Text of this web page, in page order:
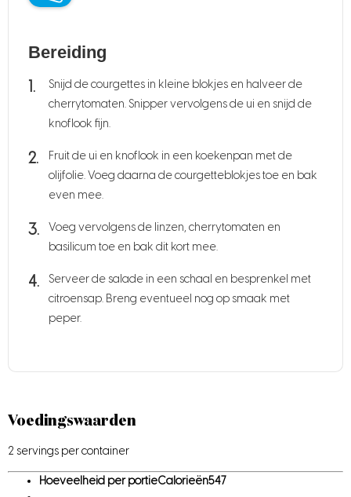
Bereiding
Snijd de courgettes in kleine blokjes en halveer de
cherrytomaten. Snipper vervolgens de ui en snijd de
knoflook fijn.
Fruit de ui en knoflook in een koekenpan met de
olijfolie. Voeg daarna de courgetteblokjes toe en bak
even mee.
Voeg vervolgens de linzen, cherrytomaten en
basilicum toe en bak dit kort mee.
Serveer de salade in een schaal en besprenkel met
citroensap. Breng eventueel nog op smaak met
peper.
Voedingswaarden
2 servings per container
Hoeveelheid per portieCalorieën547